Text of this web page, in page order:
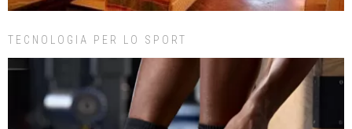
TECNOLOGIA PER LO SPORT